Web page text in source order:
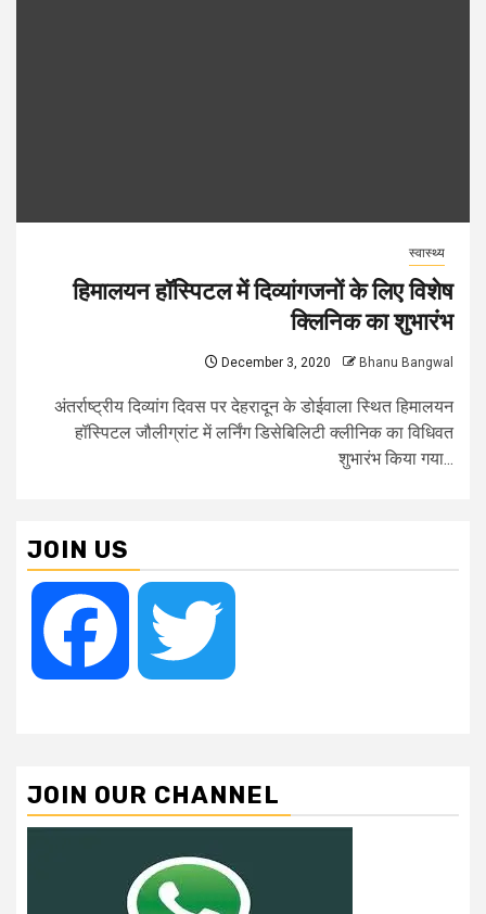
स्वास्थ्य
हिमालयन हॉस्पिटल में दिव्यांगजनों के लिए विशेष
क्लिनिक का शुभारंभ
December 3, 2020 Bhanu Bangwal
अंतर्राष्ट्रीय दिव्यांग दिवस पर देहरादून के डोईवाला स्थित हिमालयन
हॉस्पिटल जौलीग्रांट में लर्निंग डिसेबिलिटी क्लीनिक का विधिवत
शुभारंभ किया गया...
JOIN US
Facebook
JOIN OUR CHANNEL